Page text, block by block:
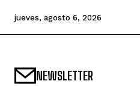
jueves, agosto 6, 2026
NEWSLETTER